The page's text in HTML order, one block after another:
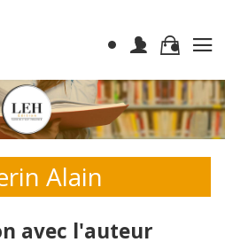
Alain
avec l'auteur